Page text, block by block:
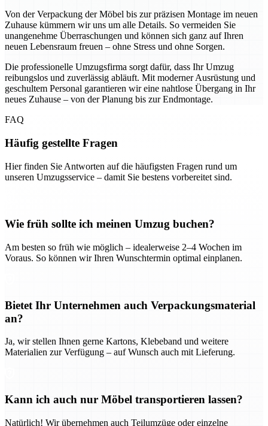
Von der Verpackung der Möbel bis zur präzisen Montage im neuen
Zuhause kümmern wir uns um alle Details. So vermeiden Sie
unangenehme Überraschungen und können sich ganz auf Ihren
neuen Lebensraum freuen – ohne Stress und ohne Sorgen.
Die professionelle Umzugsfirma sorgt dafür, dass Ihr Umzug
reibungslos und zuverlässig abläuft. Mit moderner Ausrüstung und
geschultem Personal garantieren wir eine nahtlose Übergang in Ihr
neues Zuhause – von der Planung bis zur Endmontage.
FAQ
Häufig gestellte Fragen
Hier finden Sie Antworten auf die häufigsten Fragen rund um
unseren Umzugsservice – damit Sie bestens vorbereitet sind.
Wie früh sollte ich meinen Umzug buchen?
Am besten so früh wie möglich – idealerweise 2–4 Wochen im
Voraus. So können wir Ihren Wunschtermin optimal einplanen.
Bietet Ihr Unternehmen auch Verpackungsmaterial
an?
Ja, wir stellen Ihnen gerne Kartons, Klebeband und weitere
Materialien zur Verfügung – auf Wunsch auch mit Lieferung.
Kann ich auch nur Möbel transportieren lassen?
Natürlich! Wir übernehmen auch Teilumzüge oder einzelne